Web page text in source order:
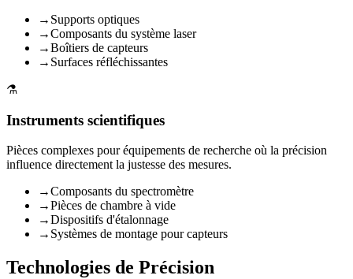
→ Supports optiques
→Composants du système laser
→Boîtiers de capteurs
→ Surfaces réfléchissantes
⚗️
Instruments scientifiques
Pièces complexes pour équipements de recherche où la précision
influence directement la justesse des mesures.
→Composants du spectromètre
→Pièces de chambre à vide
→Dispositifs d'étalonnage
→ Systèmes de montage pour capteurs
Technologies de Précision